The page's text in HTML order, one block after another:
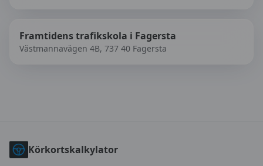
Framtidens trafikskola i Fagersta
Västmannavägen 4B, 737 40 Fagersta
Körkortskalkylator